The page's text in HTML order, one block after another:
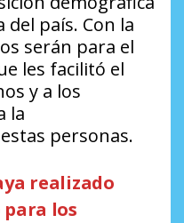
país. Con la
serán para el
les facilitó el
y a los
la
personas.
realizado
los